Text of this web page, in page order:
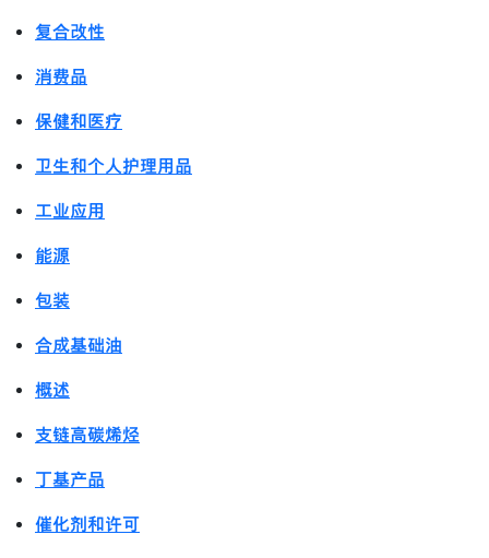
复合改性
消费品
保健和医疗
卫生和个人护理用品
工业应用
能源
包装
合成基础油
概述
支链高碳烯烃
丁基产品
催化剂和许可